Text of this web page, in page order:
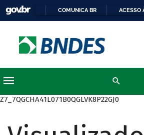
COMUNICA BR ACESSO
Z7_7QGCHA41L071B0QGLVK8P22GJ0